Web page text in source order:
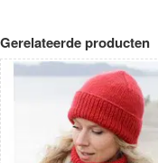
Gerelateerde producten